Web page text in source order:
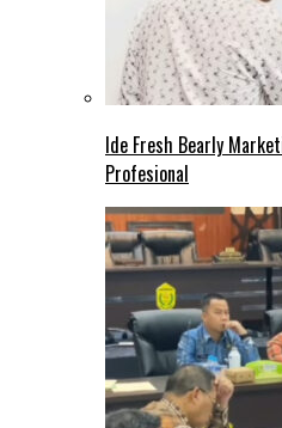
Ide Fresh Bearly
Profesional